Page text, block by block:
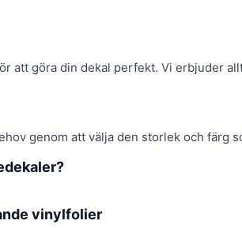
att göra din dekal perfekt. Vi erbjuder
genom att välja den storlek och färg
vinylfolier